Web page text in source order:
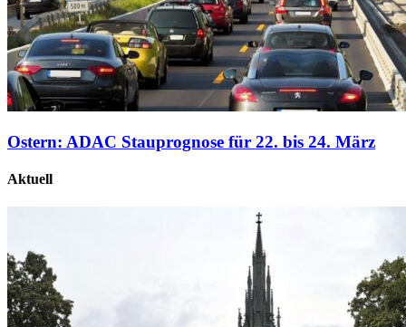
Ostern: ADAC Stauprognose für 22. bis 24. März
Aktuell